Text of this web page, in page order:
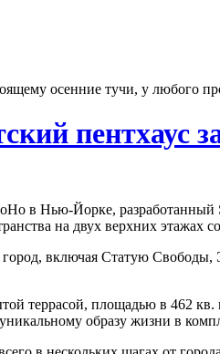
осенние тучи, у любого
пентхаус
Нью-Йорке, разработанный
на двух верхних этажах
включая Статую
террасой, площадью в 462
образу жизни в